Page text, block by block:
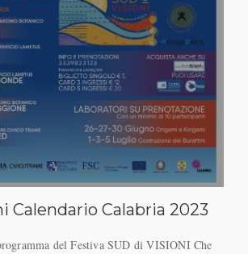
Calendario Calabria 2023
del Festiva SUD di VISIONI Che